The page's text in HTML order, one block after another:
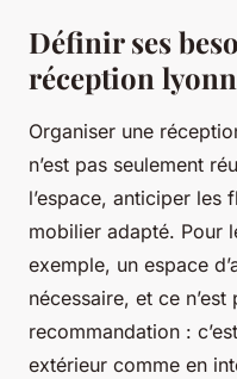
Définir ses
réception
Organiser une
n’est pas seulement
l’espace, anticiper les
mobilier adapté. Pour
exemple, un espace
nécessaire, et ce
recommandation :
extérieur comme en